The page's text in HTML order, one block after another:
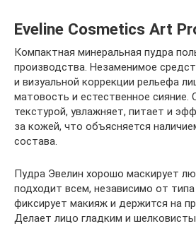
Eveline Cosmetics Art
Компактная минеральная пудра
производства. Незаменимое
и визуальной коррекции рельефа
матовость и естественное сияние.
текстурой, увлажняет, питает и
за кожей, что объясняется
состава.
Пудра Эвелин хорошо маскирует
подходит всем, независимо от
фиксирует макияж и держится на
Делает лицо гладким и